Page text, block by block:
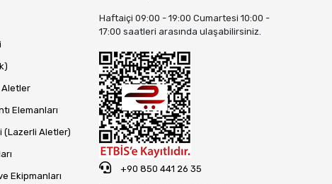
Aletler
Elemanları
(Lazerli Aletler)
Ekipmanları
Haftaiçi 09:00 - 19:00 Cumartesi 10:00 -
17:00 saatleri arasında ulaşabilirsiniz.
+90 850 441 26 35